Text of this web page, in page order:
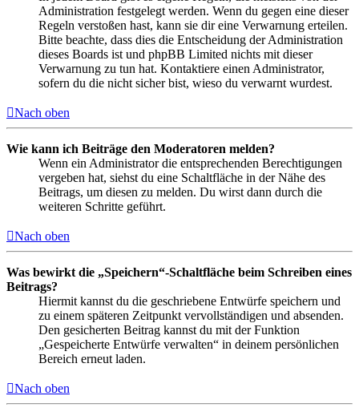
Administration festgelegt werden. Wenn du gegen eine dieser
Regeln verstoßen hast, kann sie dir eine Verwarnung erteilen.
Bitte beachte, dass dies die Entscheidung der Administration
dieses Boards ist und phpBB Limited nichts mit dieser
Verwarnung zu tun hat. Kontaktiere einen Administrator,
sofern du die nicht sicher bist, wieso du verwarnt wurdest.
Nach oben
Wie kann ich Beiträge den Moderatoren melden?
Wenn ein Administrator die entsprechenden Berechtigungen
vergeben hat, siehst du eine Schaltfläche in der Nähe des
Beitrags, um diesen zu melden. Du wirst dann durch die
weiteren Schritte geführt.
Nach oben
Was bewirkt die „Speichern“-Schaltfläche beim Schreiben eines
Beitrags?
Hiermit kannst du die geschriebene Entwürfe speichern und
zu einem späteren Zeitpunkt vervollständigen und absenden.
Den gesicherten Beitrag kannst du mit der Funktion
„Gespeicherte Entwürfe verwalten“ in deinem persönlichen
Bereich erneut laden.
Nach oben